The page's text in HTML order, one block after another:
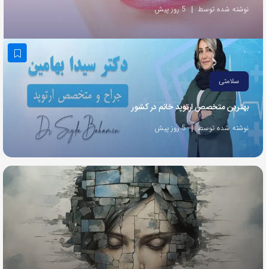
خود
اشتراک
بگذارید.
کپی
لینک
نوشته شده توسط 5 روز پیش
سلامتی
بهترین متخصص ارتوپد خانم در کشور
نوشته شده توسط 5 روز پیش